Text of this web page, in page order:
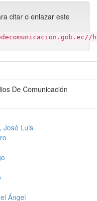
citar o enlazar este
De Comunicación
José Luis
Ángel